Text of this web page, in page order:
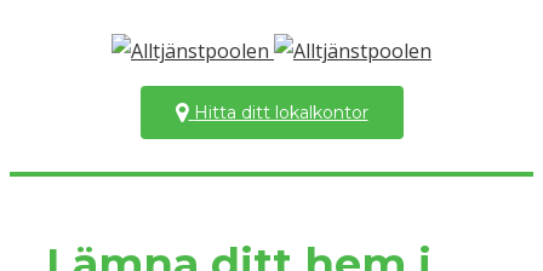
Hitta ditt lokalkontor